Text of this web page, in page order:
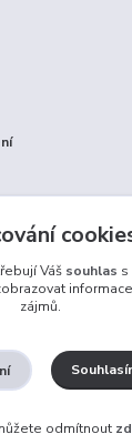
Váš souhlas s
zájmů.
odmítnout